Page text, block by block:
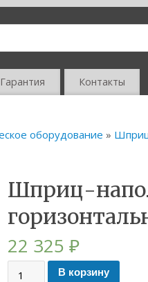
Гарантия Контакты
оборудование »
Шприц-
22 325 ₽
В корзину